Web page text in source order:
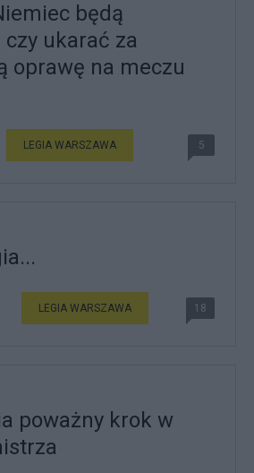
będą
ukarać za
oprawę na meczu
LEGIA WARSZAWA 5
LEGIA WARSZAWA 18
poważny krok w